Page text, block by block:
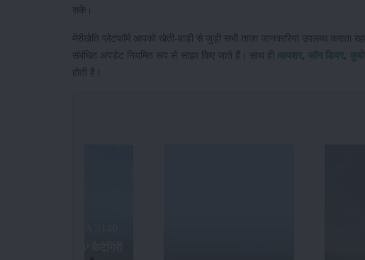
सकें।
मेरीखेति प्लेटफॉर्म आपको खेती-बाड़ी से जुड़ी सभी ताज़ा जानकारियां उपलब्ध
संबंधित अपडेट नियमित रूप से साझा किए जाते हैं। साथ ही आयशर ,जॉन डियर
होती है।